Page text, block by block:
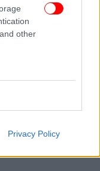
other
Privacy Policy